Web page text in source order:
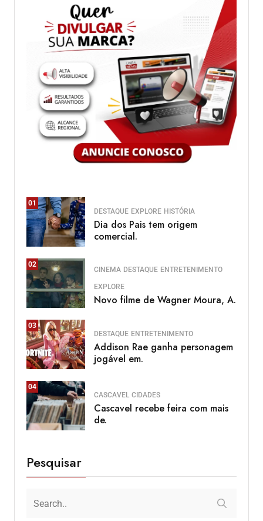
01
DESTAQUE EXPLORE HISTÓRIA
Dia dos Pais tem origem
comercial.
02
CINEMA DESTAQUE ENTRETENIMENTO
EXPLORE
Novo filme de Wagner Moura, A.
03
DESTAQUE ENTRETENIMENTO
Addison Rae ganha personagem
jogável em.
04
CASCAVEL CIDADES
Cascavel recebe feira com mais
de.
Pesquisar